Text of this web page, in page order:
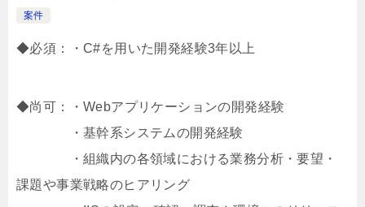
案件
◆必須：・C#を用いた開発経験3年以上
◆尚可：・Webアプリケーションの開発経験
・基幹系システムの開発経験
・組織内の各領域における業務分析・要望・
課題や事業戦略のヒアリング